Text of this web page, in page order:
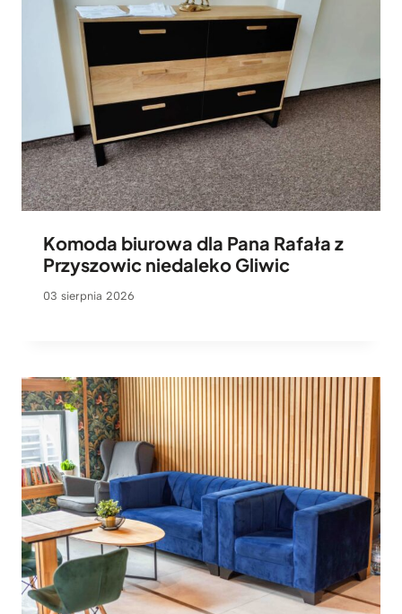
Komoda biurowa dla Pana Rafała z
Przyszowic niedaleko Gliwic
03 sierpnia 2026